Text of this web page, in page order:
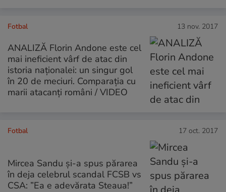
Fotbal 13 nov. 2017
ANALIZĂ Florin Andone este cel
mai ineficient vârf de atac din
istoria naționalei: un singur gol
în 20 de meciuri. Comparația cu
marii atacanți români / VIDEO
Fotbal 17 oct. 2017
Mircea Sandu și-a spus părarea
în deja celebrul scandal FCSB vs
CSA: ”Ea e adevărata Steaua!”